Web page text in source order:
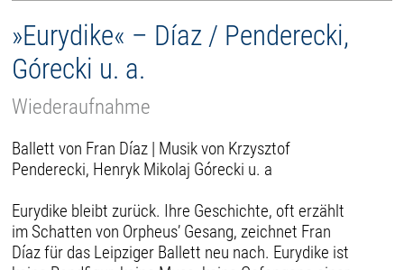
»Eurydike« – Díaz / Penderecki,
Górecki u. a.
Wiederaufnahme
Ballett von Fran Díaz | Musik von Krzysztof
Penderecki, Henryk Mikolaj Górecki u. a
Eurydike bleibt zurück. Ihre Geschichte, oft erzählt
im Schatten von Orpheus’ Gesang, zeichnet Fran
Díaz für das Leipziger Ballett neu nach. Eurydike ist